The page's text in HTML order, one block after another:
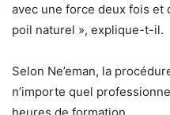
avec une force deux fois et
poil naturel », explique-t-il.
Selon Ne’eman, la
n’importe quel